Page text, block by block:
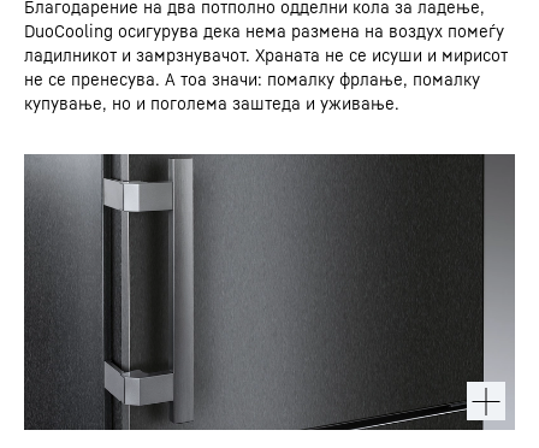
Благодарение на два потполно одделни кола за ладење,
DuoCooling осигурува дека нема размена на воздух помеѓу
ладилникот и замрзнувачот. Храната не се исуши и мирисот
не се пренесува. А тоа значи: помалку фрлање, помалку
купување, но и поголема заштеда и уживање.